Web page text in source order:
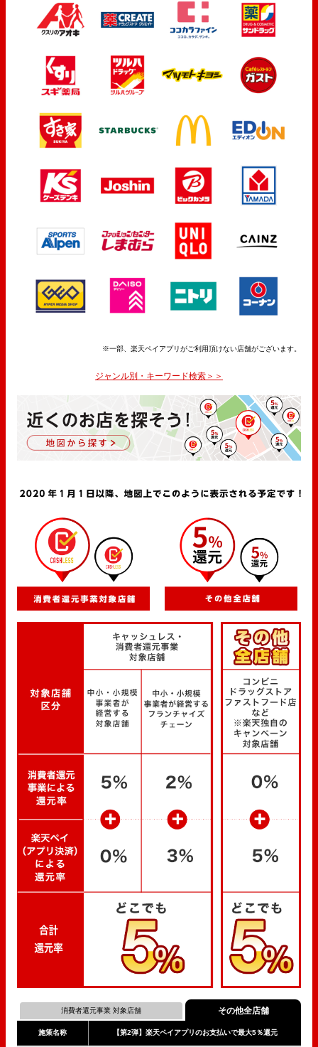
※一部、楽天ペイアプリがご利用頂けない店舗がございます。
ジャンル別・キーワード検索＞＞
消費者還元事業 対象店舗 その他全店舗
施策名称 【第2弾】楽天ペイアプリのお支払いで最大5％還元